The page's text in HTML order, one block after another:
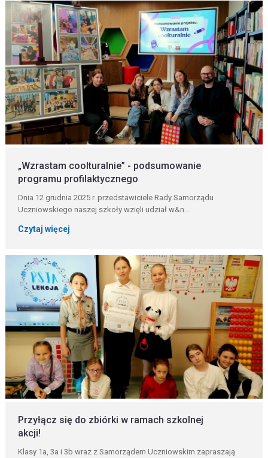
„Wzrastam coolturalnie” - podsumowanie
programu profilaktycznego
Dnia 12 grudnia 2025 r. przedstawiciele Rady Samorządu
Uczniowskiego naszej szkoły wzięli udział w&n...
Czytaj więcej
Przyłącz się do zbiórki w ramach szkolnej
akcji!
Klasy 1a, 3a i 3b wraz z Samorządem Uczniowskim zapraszają